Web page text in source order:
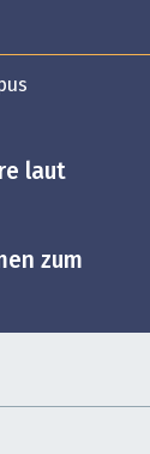
laut
zum